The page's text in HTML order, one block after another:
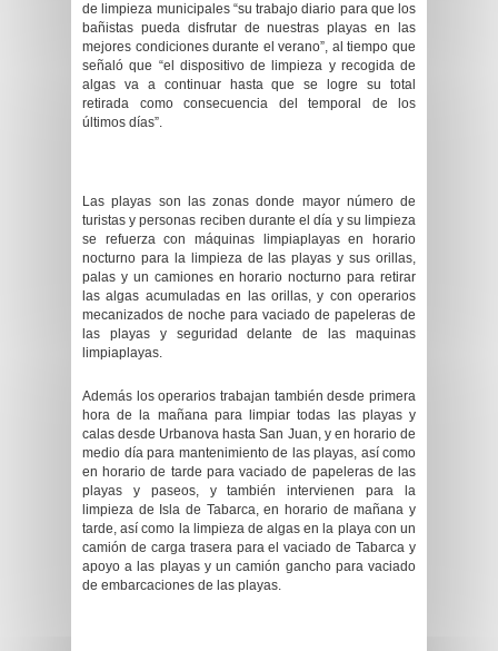
de limpieza municipales “su trabajo diario para que los
bañistas pueda disfrutar de nuestras playas en las
mejores condiciones durante el verano”, al tiempo que
señaló que “el dispositivo de limpieza y recogida de
algas va a continuar hasta que se logre su total
retirada como consecuencia del temporal de los
últimos días”.
Las playas son las zonas donde mayor número de
turistas y personas reciben durante el día y su limpieza
se refuerza con máquinas limpiaplayas en horario
nocturno para la limpieza de las playas y sus orillas,
palas y un camiones en horario nocturno para retirar
las algas acumuladas en las orillas, y con operarios
mecanizados de noche para vaciado de papeleras de
las playas y seguridad delante de las maquinas
limpiaplayas.
Además los operarios trabajan también desde primera
hora de la mañana para limpiar todas las playas y
calas desde Urbanova hasta San Juan, y en horario de
medio día para mantenimiento de las playas, así como
en horario de tarde para vaciado de papeleras de las
playas y paseos, y también intervienen para la
limpieza de Isla de Tabarca, en horario de mañana y
tarde, así como la limpieza de algas en la playa con un
camión de carga trasera para el vaciado de Tabarca y
apoyo a las playas y un camión gancho para vaciado
de embarcaciones de las playas.